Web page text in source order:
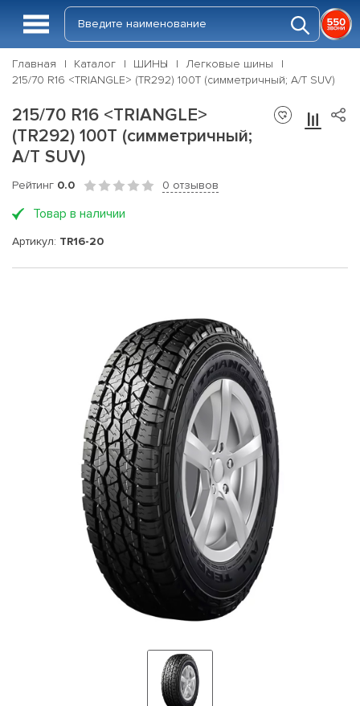
Главная Каталог ШИНЫ
Легковые шины
215/70 R16 <TRIANGLE> (TR292) 100T (симметричный; A/T SUV)
215/70 R16 <TRIANGLE>
(TR292) 100T (симметричный;
A/T SUV)
Рейтинг 0.0 0 отзывов
Товар в наличии
Артикул: TR16-20